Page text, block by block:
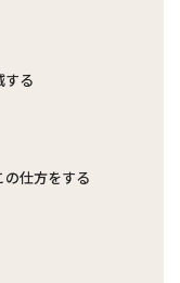
する
仕方をする